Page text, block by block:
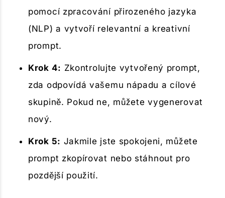
pomocí zpracování přirozeného jazyka
(NLP) a vytvoří relevantní a kreativní
prompt.
Krok 4: Zkontrolujte vytvořený prompt,
zda odpovídá vašemu nápadu a cílové
skupině. Pokud ne, můžete vygenerovat
nový.
Krok 5: Jakmile jste spokojeni, můžete
prompt zkopírovat nebo stáhnout pro
pozdější použití.